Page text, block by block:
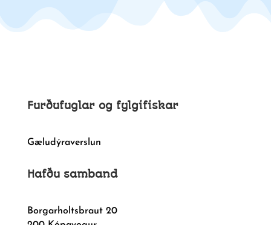
Furðufuglar og fylgifiskar
Gæludýraverslun
Hafðu samband
Borgarholtsbraut 20